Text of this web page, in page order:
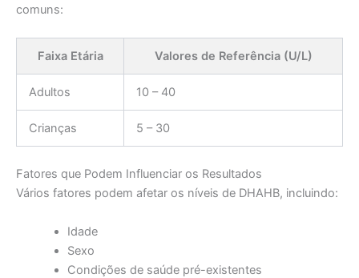
comuns:
Faixa Etária Valores de Referência (U/L)
Adultos 10 – 40
Crianças 5 – 30
Fatores que Podem Influenciar os Resultados
Vários fatores podem afetar os níveis de DHAHB, incluindo:
Idade
Sexo
Condições de saúde pré-existentes